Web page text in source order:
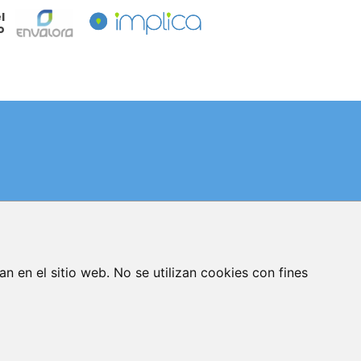
en el sitio web. No se utilizan cookies con fines